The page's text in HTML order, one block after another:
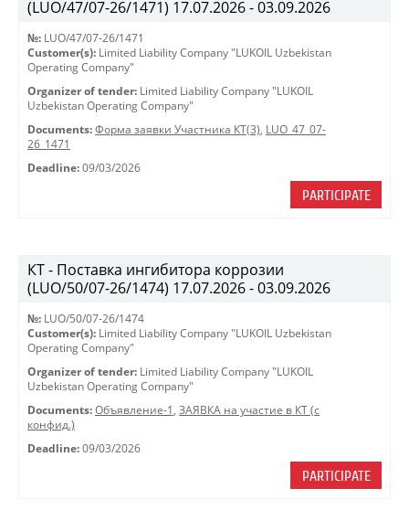
(LUO/47/07-26/1471) 17.07.2026 - 03.09.2026
№: LUO/47/07-26/1471
Customer(s): Limited Liability Company "LUKOIL Uzbekistan
Operating Company"
Organizer of tender: Limited Liability Company "LUKOIL
Uzbekistan Operating Company"
Documents: Форма заявки Участника КТ(3), LUO_47_07-
26_1471
Deadline: 09/03/2026
PARTICIPATE
КТ - Поставка ингибитора коррозии
(LUO/50/07-26/1474) 17.07.2026 - 03.09.2026
№: LUO/50/07-26/1474
Customer(s): Limited Liability Company "LUKOIL Uzbekistan
Operating Company"
Organizer of tender: Limited Liability Company "LUKOIL
Uzbekistan Operating Company"
Documents: Объявление-1 , ЗАЯВКА на участие в КТ (с
конфид.)
Deadline: 09/03/2026
PARTICIPATE